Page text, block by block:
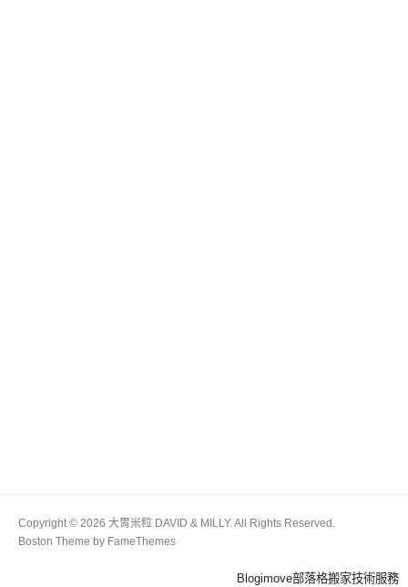
Copyright © 2026 大胃米粒 DAVID & MILLY. All Rights Reserved.
Boston Theme by FameThemes
Blogimove部落格搬家技術服務